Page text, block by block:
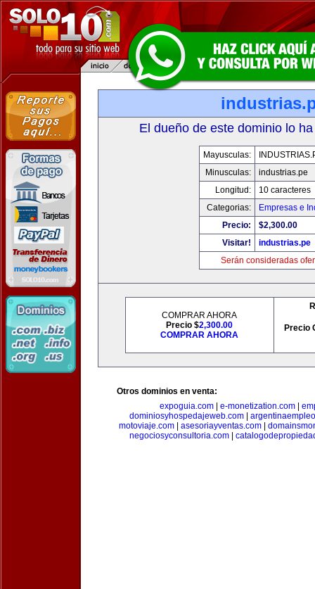
El dueño de este dominio lo
Mayusculas:
Minusculas:
industrias.pe
Longitud:
10 caracteres
Categorias:
Empresas e
Precio:
$2,300.00
Visitar!
industrias.pe
Serán consideradas
COMPRAR AHORA
Precio $2,300.00
COMPRAR AHORA
Precio
Otros dominios en venta:
expoguia.com| e-monetization.com|
dominiosyhospedajeweb.com
motoviaje.com
asesoriayventas.com
negociosyconsultoria.com|